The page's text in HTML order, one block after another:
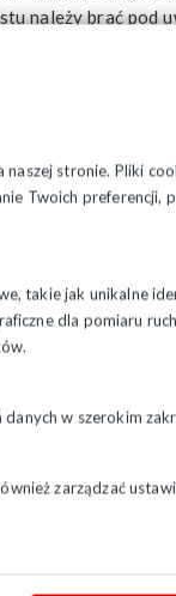
stronie. Pliki
Twoich
takie jak unikalne
dla pomiaru
w szerokim
zarządzać
należy brać pod